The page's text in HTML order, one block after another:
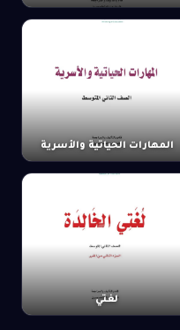
المهارات الحياتية والأسرية
لغتي